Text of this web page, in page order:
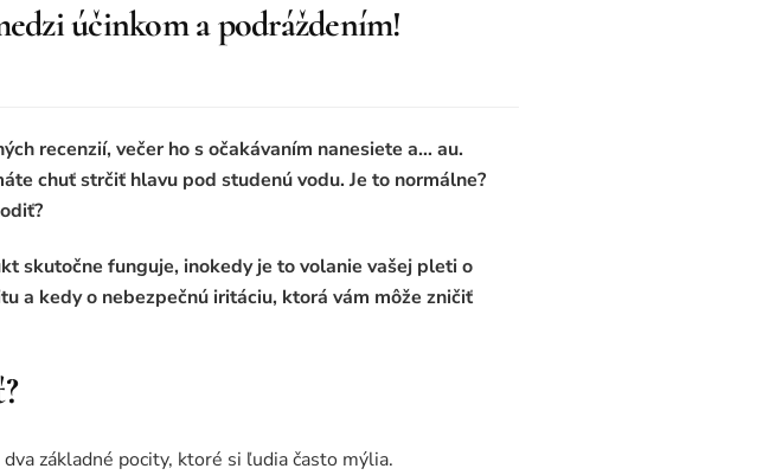
účinkom a podráždením!
recenzií, večer ho s očakávaním nanesiete a… au.
chuť strčiť hlavu pod studenú vodu. Je to normálne?
skutočne funguje, inokedy je to volanie vašej pleti o
a kedy o nebezpečnú iritáciu, ktorá vám môže zničiť
základné pocity, ktoré si ľudia často mýlia.